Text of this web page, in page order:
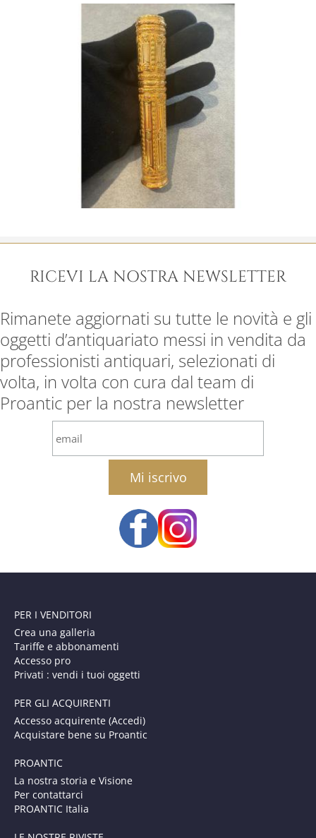
RICEVI LA NOSTRA NEWSLETTER
Rimanete aggiornati su tutte le novità e gli
oggetti d’antiquariato messi in vendita da
professionisti antiquari, selezionati di
volta, in volta con cura dal team di
Proantic per la nostra newsletter
email
PER I VENDITORI
Crea una galleria
Tariffe e abbonamenti
Accesso pro
Privati : vendi i tuoi oggetti
PER GLI ACQUIRENTI
Accesso acquirente (Accedi)
Acquistare bene su Proantic
PROANTIC
La nostra storia e Visione
Per contattarci
PROANTIC Italia